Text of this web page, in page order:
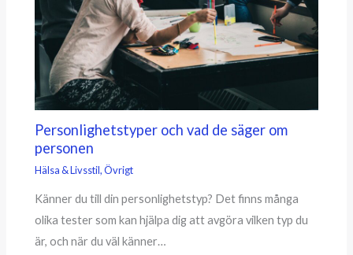
Personlighetstyper och vad de säger om
personen
Hälsa & Livsstil,Övrigt
Känner du till din personlighetstyp? Det finns många
olika tester som kan hjälpa dig att avgöra vilken typ du
är, och när du väl känner…